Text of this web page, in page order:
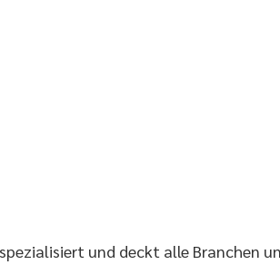
und deckt alle Branchen